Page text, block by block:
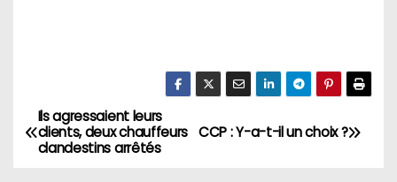
N
a
CCP : Y-a-t-il un choix ?
Ils agressaient leurs
clients, deux chauffeurs
clandestins arrêtés